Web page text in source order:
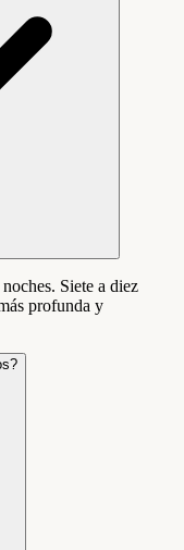
Siete a diez
profunda y